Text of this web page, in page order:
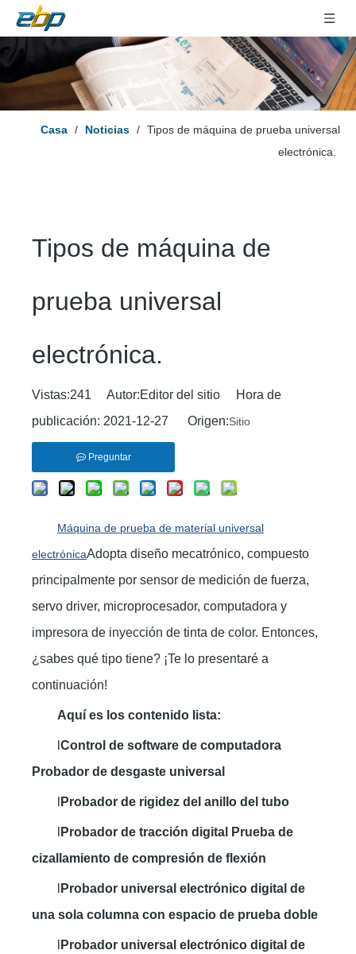
Casa / Noticias / Tipos de máquina de prueba universal
electrónica.
Tipos de máquina de
prueba universal
electrónica.
Vistas:241 Autor:Editor del sitio Hora de
publicación: 2021-12-27 Origen:Sitio
Preguntar
Máquina de prueba de material universal
electrónicaAdopta diseño mecatrónico, compuesto
principalmente por sensor de medición de fuerza,
servo driver, microprocesador, computadora y
impresora de inyección de tinta de color. Entonces,
¿sabes qué tipo tiene? ¡Te lo presentaré a
continuación!
Aquí es los contenido lista:
Control de software de computadora
Probador de desgaste universal
Probador de rigidez del anillo del tubo
Probador de tracción digital Prueba de
cizallamiento de compresión de flexión
Probador universal electrónico digital de
una sola columna con espacio de prueba doble
Probador universal electrónico digital de